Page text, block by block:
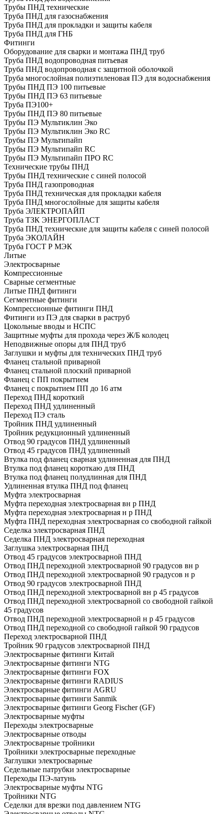
Трубы ПНД технические
Труба ПНД для газоснабжения
Труба ПНД для прокладки и защиты кабеля
Труба ПНД для ГНБ
Фитинги
Оборудование для сварки и монтажа ПНД труб
Труба ПНД водопроводная питьевая
Труба ПНД водопроводная с защитной оболочкой
Труба многослойная полиэтиленовая ПЭ для водоснабжения
Трубы ПНД ПЭ 100 питьевые
Трубы ПНД ПЭ 63 питьевые
Труба ПЭ100+
Трубы ПНД ПЭ 80 питьевые
Трубы ПЭ Мультиклин Эко
Трубы ПЭ Мультиклин Эко RC
Трубы ПЭ Мультипайп
Трубы ПЭ Мультипайп RC
Трубы ПЭ Мультипайп ПРО RC
Технические трубы ПНД
Трубы ПНД технические с синей полосой
Труба ПНД газопроводная
Труба ПНД техническая для прокладки кабеля
Труба ПНД многослойные для защиты кабеля
Труба ЭЛЕКТРОПАЙП
Труба ТЗК ЭНЕРГОПЛАСТ
Труба ПНД технические для защиты кабеля с синей полосой
Труба ЭКОЛАЙН
Труба ГОСТ Р МЭК
Литые
Электросварные
Компрессионные
Сварные сегментные
Литые ПНД фитинги
Сегментные фитинги
Компрессионные фитинги ПНД
Фитинги из ПЭ для сварки в раструб
Цокольные вводы и НСПС
Защитные муфты для прохода через Ж/Б колодец
Неподвижные опоры для ПНД труб
Заглушки и муфты для технических ПНД труб
Фланец стальной приварной
Фланец стальной плоский приварной
Фланец с ПП покрытием
Фланец с покрытием ПП до 16 атм
Переход ПНД короткий
Переход ПНД удлиненный
Переход ПЭ сталь
Тройник ПНД удлиненный
Тройник редукционный удлиненный
Отвод 90 градусов ПНД удлиненный
Отвод 45 градусов ПНД удлиненный
Втулка под фланец сварная удлиненная для ПНД
Втулка под фланец короткаю для ПНД
Втулка под фланец полудлинная для ПНД
Удлиненная втулка ПНД под фланец
Муфта электросварная
Муфта переходная электросварная вн р ПНД
Муфта переходная электросварная н р ПНД
Муфта ПНД переходная электросварная со свободной гайкой
Седелка электросварная ПНД
Седелка ПНД электросварная переходная
Заглушка электросварная ПНД
Отвод 45 градусов электросварной ПНД
Отвод ПНД переходной электросварной 90 градусов вн р
Отвод ПНД переходной электросварной 90 градусов н р
Отвод 90 градусов электросварной ПНД
Отвод ПНД переходной электросварной вн р 45 градусов
Отвод ПНД переходной электросварной со свободной гайкой
45 градусов
Отвод ПНД переходной электросварной н р 45 градусов
Отвод ПНД переходной со свободной гайкой 90 градусов
Переход электросварной ПНД
Тройник 90 градусов электросварной ПНД
Электросварные фитинги Китай
Электросварные фитинги NTG
Электросварные фитинги FOX
Электросварные фитинги RADIUS
Электросварные фитинги AGRU
Электросварные фитинги Sanmik
Электросварные фитинги Georg Fischer (GF)
Электросварные муфты
Переходы электросварные
Электросварные отводы
Электросварные тройники
Тройники электросварные переходные
Заглушки электросварные
Седельные патрубки электросварные
Переходы ПЭ-латунь
Электросварные муфты NTG
Тройники NTG
Седелки для врезки под давлением NTG